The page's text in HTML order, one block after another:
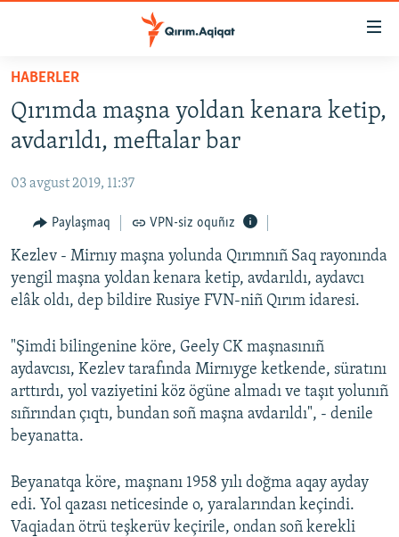
Esas
qaytmaq
Baş
qaytmaq
qaytmaq
HABERLER
SİYASET
CEMİYET
MEDENİYET
İNSAN AQLARI
VİDEO
BLOGLAR
FİKİR
Русский
QOŞULIÑIZ!
HABERLER
Qırımda maşna yoldan kenara ketip,
avdarıldı, meftalar bar
03 avgust 2019, 11:37
Paylaşmaq VPN-siz oquñız
Kezlev - Mirnıy maşna yolunda Qırımnıñ Saq rayonında
yengil maşna yoldan kenara ketip, avdarıldı, aydavcı
elâk oldı, dep bildire Rusiye FVN-niñ Qırım idaresi.
"Şimdi bilingenine köre, Geely CK maşnasınıñ
aydavcısı, Kezlev tarafında Mirnıyge ketkende, süratını
arttırdı, yol vaziyetini köz ögüne almadı ve taşıt yolunıñ
sıñrından çıqtı, bundan soñ maşna avdarıldı", - denile
beyanatta.
Beyanatqa köre, maşnanı 1958 yılı doğma aqay ayday
edi. Yol qazası neticesinde o, yaralarından keçindi.
Vaqiadan ötrü teşkerüv keçirile, ondan soñ kerekli